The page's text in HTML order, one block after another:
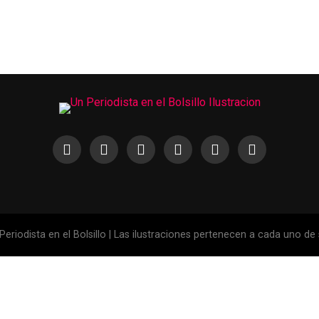
en el Bolsillo | Las ilustraciones pertenecen a cada uno de